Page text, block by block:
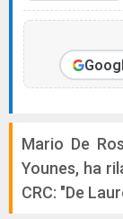
Mario De
Younes, ha
CRC: "De